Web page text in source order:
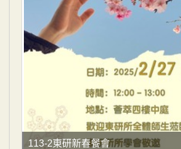
113-2東研新春餐會